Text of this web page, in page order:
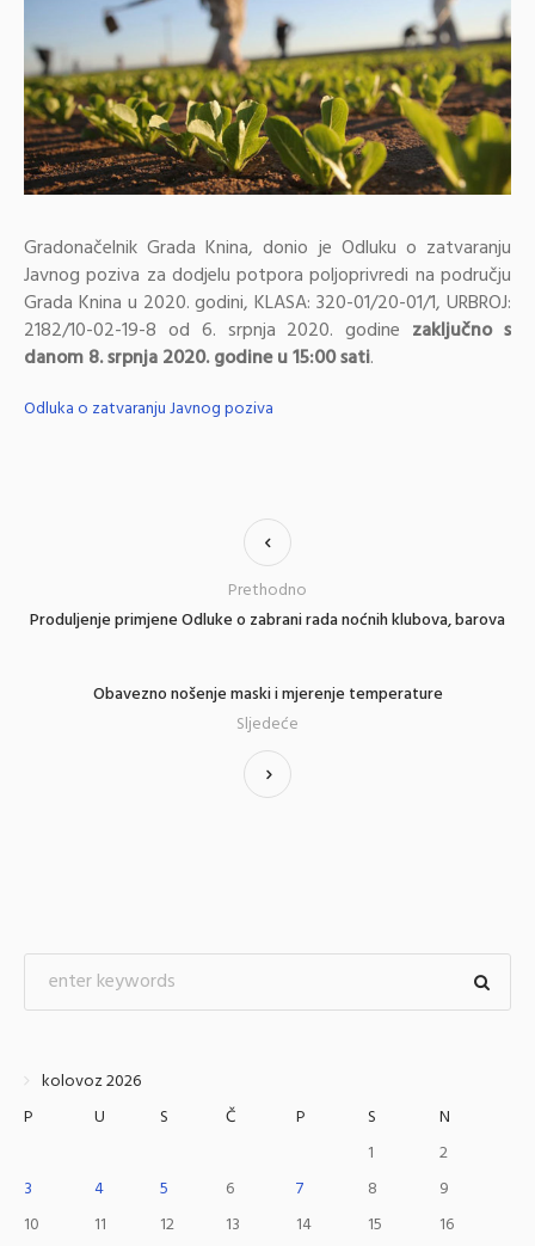
Gradonačelnik Grada Knina, donio je Odluku o zatvaranju
Javnog poziva za dodjelu potpora poljoprivredi na području
Grada Knina u 2020. godini, KLASA: 320-01/20-01/1, URBROJ:
2182/10-02-19-8 od 6. srpnja 2020. godine zaključno s
danom 8. srpnja 2020. godine u 15:00 sati.
Odluka o zatvaranju Javnog poziva
Produljenje primjene Odluke o zabrani rada noćnih klubova, barova
Prethodno
Obavezno nošenje maski i mjerenje temperature
Sljedeće
kolovoz 2026
P
U S Č P S
N
1
2
3
4 5 6 7 8
9
10
11 12 13 14 15
16